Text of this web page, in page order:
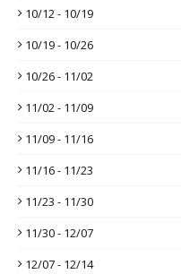
10/12 - 10/19
10/19 - 10/26
10/26 - 11/02
11/02 - 11/09
11/09 - 11/16
11/16 - 11/23
11/23 - 11/30
11/30 - 12/07
12/07 - 12/14